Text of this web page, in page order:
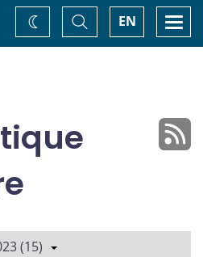
EN
Basculer
la
recherche
Changez
de
(15)